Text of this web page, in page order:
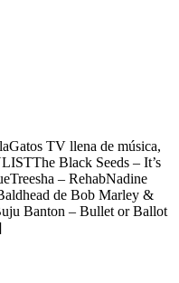
TV llena de música,
Black Seeds – It’s
– RehabNadine
de Bob Marley &
Banton – Bullet or Ballot